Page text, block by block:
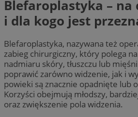
Blefaroplastyka – na
i dla kogo jest
Blefaroplastyka, nazywana też
zabieg chirurgiczny, który polega
nadmiaru skóry, tłuszczu lub
poprawić zarówno widzenie, jak i
powieki są znacznie opadnięte lub
Korzyści obejmują młodszy,
oraz zwiększenie pola widzenia.